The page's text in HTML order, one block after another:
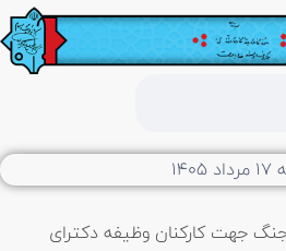
جهت کارکنان وظیفه دکترای